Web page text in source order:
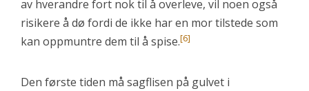
av hverandre fort nok til å overleve, vil noen også
risikere å dø fordi de ikke har en mor tilstede som
kan oppmuntre dem til å spise.[6]
Den første tiden må sagflisen på gulvet i